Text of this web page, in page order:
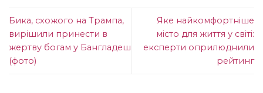
Бика, схожого на Трампа,
вирішили принести в
жертву богам у Бангладеш
(фото)
Яке найкомфортніше
місто для життя у світі:
експерти оприлюднили
рейтинг